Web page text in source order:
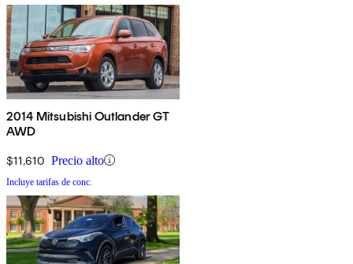
2014 Mitsubishi Outlander GT
AWD
$11,610 Precio alto
Incluye tarifas de conc.